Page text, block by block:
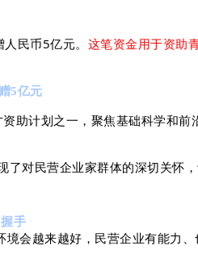
民币5亿元。 这笔资金用于资助
5亿元
助计划之一，聚焦基础科学和
对民营企业家群体的深切关怀
手
会越来越好，民营企业有能力